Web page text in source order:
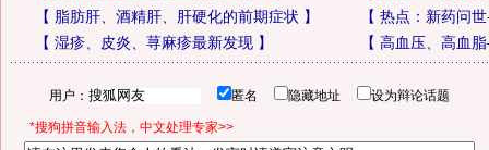
【 脂肪肝、酒精肝、肝硬化的前期症状 】 【 热点：新药问
【 湿疹、皮炎、荨麻疹最新发现】 【 高血压、高血
用户： 匿名 隐藏地址 设为辩论话题
*搜狗拼音输入法，中文处理专家>>